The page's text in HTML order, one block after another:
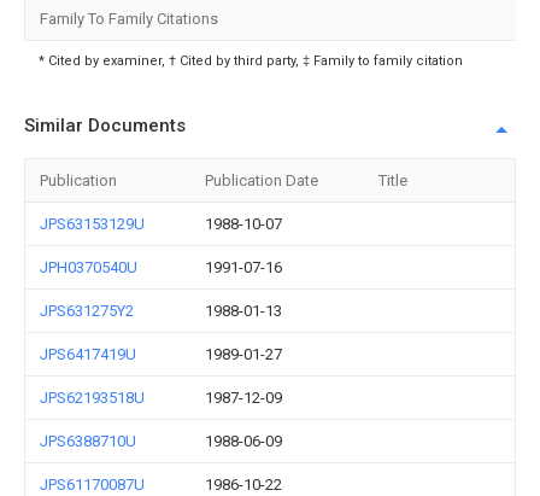
Family To Family Citations
* Cited by examiner, † Cited by third party, ‡ Family to family citation
Similar Documents
Publication Publication Date Title
JPS63153129U 1988-10-07
JPH0370540U 1991-07-16
JPS631275Y2 1988-01-13
JPS6417419U 1989-01-27
JPS62193518U 1987-12-09
JPS6388710U 1988-06-09
JPS61170087U 1986-10-22